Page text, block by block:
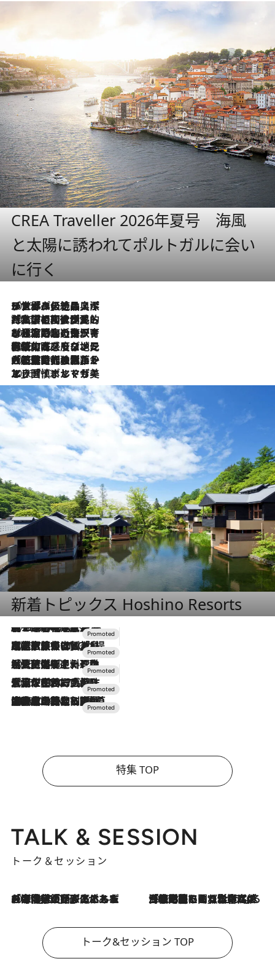
CREA Traveller 2026年夏号 海風
と太陽に誘われてポルトガルに会い
に行く
2026.8.8
リスボンの絶品スイーツ「パステル・デ・ナタ」とは？ポルトガル伝統の奥深い世界へ
2026.7.27
「私の祖国はポルトガル語です」国民的詩人フェルナンド・ペソアと、彼が愛した文学の街を歩く
2026.7.26
ポルトガル近海が育む極上の海の幸。キリリと冷えた白ワインと愉しむ、シーフード専門店の贅沢
2026.7.22
伝統の味をモダンに昇華。高感度な地元客が集う、リスボンの最旬ガストロノミー
2026.7.21
大航海時代の栄華から、震災、独裁、そして革命へ。ポルトガル・首都リスボンの石畳に刻まれた「歴史の光と影」
2026.7.13
エッセイ・ヤマザキマリ「慎ましくも美しき国 ポルトガル」
新着トピックス Hoshino Resorts
2026.8.7
【トンボの足水浴】ヒノキの香りに包まれて涼感マックス！約13℃の湧水かけ流しを避暑地「星野温泉 トンボの湯」で体験
2026.7.31
【ホテル帰省】という選択肢をOMOが提案。家族とほどよい距離を保つには「昼は実家、夜は気兼ねなくホテルで！」
2026.7.24
【夏限定ディナーコース】旬を迎える稚鮎や花ズッキーニなどをイタリア・トスカーナの郷土料理の手法で満喫！
2026.7.17
「土佐和ハーブかき氷」がOMO7高知に登場！生姜、山椒、大葉など目にも舌にも涼を呼ぶ郷土の味
2026.7.10
NEW OPEN！【界 草津】名湯の地に誕生。趣の異なる2種の温泉と上州ならではの会席・蕎麦割烹など美食を味わう究極の癒やし旅
特集 TOP
TALK & SESSION
トーク＆セッション
2026.8.3
「今後値上げがあるとすれば…」「リスクがあるのは今年の冬」エネルギー専門家が語る、ホルムズ海峡封鎖が家庭にもたらす“ある心配” 2026.8.3
「住宅建てられない…」「サーチャージ料の高値が続いている」ホルムズ海峡封鎖による影響はいつまで続く？《エネルギー専門家に聞く“どうなる日本の暮らし”》
トーク&セッション TOP